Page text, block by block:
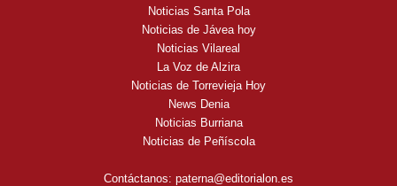
Noticias Santa Pola
Noticias de Jávea hoy
Noticias Vilareal
La Voz de Alzira
Noticias de Torrevieja Hoy
News Denia
Noticias Burriana
Noticias de Peñíscola
Contáctanos: paterna@editorialon.es